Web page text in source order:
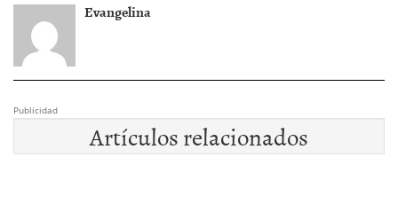
Evangelina
Publicidad
Artículos relacionados